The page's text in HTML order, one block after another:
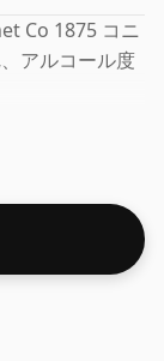
Co 1875 コニ
アルコール度